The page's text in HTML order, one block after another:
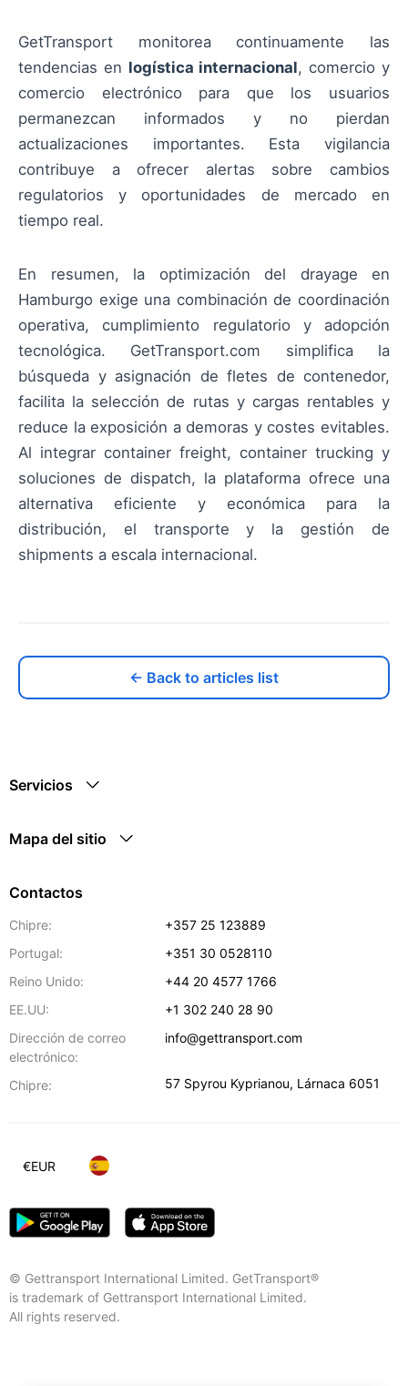
GetTransport monitorea continuamente las
tendencias en logística internacional, comercio y
comercio electrónico para que los usuarios
permanezcan informados y no pierdan
actualizaciones importantes. Esta vigilancia
contribuye a ofrecer alertas sobre cambios
regulatorios y oportunidades de mercado en
tiempo real.
En resumen, la optimización del drayage en
Hamburgo exige una combinación de coordinación
operativa, cumplimiento regulatorio y adopción
tecnológica. GetTransport.com simplifica la
búsqueda y asignación de fletes de contenedor,
facilita la selección de rutas y cargas rentables y
reduce la exposición a demoras y costes evitables.
Al integrar container freight, container trucking y
soluciones de dispatch, la plataforma ofrece una
alternativa eficiente y económica para la
distribución, el transporte y la gestión de
shipments a escala internacional.
← Back to articles list
Servicios
Mapa del sitio
Contactos
Chipre:
+357 25 123889
Portugal:
+351 30 0528110
Reino Unido:
+44 20 4577 1766
EE.UU:
+1 302 240 28 90
Dirección de correo
electrónico:
info@gettransport.com
Chipre: 57 Spyrou Kyprianou, Lárnaca 6051
© Gettransport International Limited. GetTransport®
is trademark of Gettransport International Limited.
All rights reserved.
€EUR